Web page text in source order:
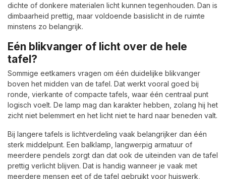
dichte of donkere materialen licht kunnen tegenhouden. Dan is
dimbaarheid prettig, maar voldoende basislicht in de ruimte
minstens zo belangrijk.
Eén blikvanger of licht over de hele
tafel?
Sommige eetkamers vragen om één duidelijke blikvanger
boven het midden van de tafel. Dat werkt vooral goed bij
ronde, vierkante of compacte tafels, waar één centraal punt
logisch voelt. De lamp mag dan karakter hebben, zolang hij het
zicht niet belemmert en het licht niet te hard naar beneden valt.
Bij langere tafels is lichtverdeling vaak belangrijker dan één
sterk middelpunt. Een balklamp, langwerpig armatuur of
meerdere pendels zorgt dan dat ook de uiteinden van de tafel
prettig verlicht blijven. Dat is handig wanneer je vaak met
meerdere mensen eet of de tafel gebruikt voor huiswerk,